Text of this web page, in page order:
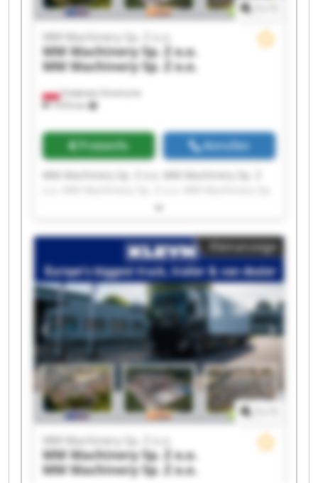
Smętowo Graniczne
1’070 km
MM Machinery Sp. Z o.o.
MM Machinery Sp. Z o.o.
MM Machinery Sp. Z o.o.
Preisinfo Anrufen
MM Machinery Sp. Z o.o. MM Machinery Sp. Z
Z o.o. MM Machinery Sp. Z o.o. MM Machinery
Machinery Sp. Z o.o. MM Machinery Sp. Z o.o.
MM Machinery Sp. Z o.o. MM Machinery Sp. Z
o.o. MM Machinery Sp. Z o.o. MM Machinery Sp.
Z o.o. MM Machinery Sp. Z o.o. MM Machinery
Sp. Z o.o. MM Machinery Sp. Z o.o. MM
Machinery Sp. Z o.o. MM Machinery Sp. Z o.o.
MM Machinery Sp. Z o.o. MM Machinery Sp. Z
o.o.
Kleinanzeige
MM Machinery Sp. Z o.o.
MM Machinery Sp. Z o.o.
MM Machinery Sp. Z o.o.